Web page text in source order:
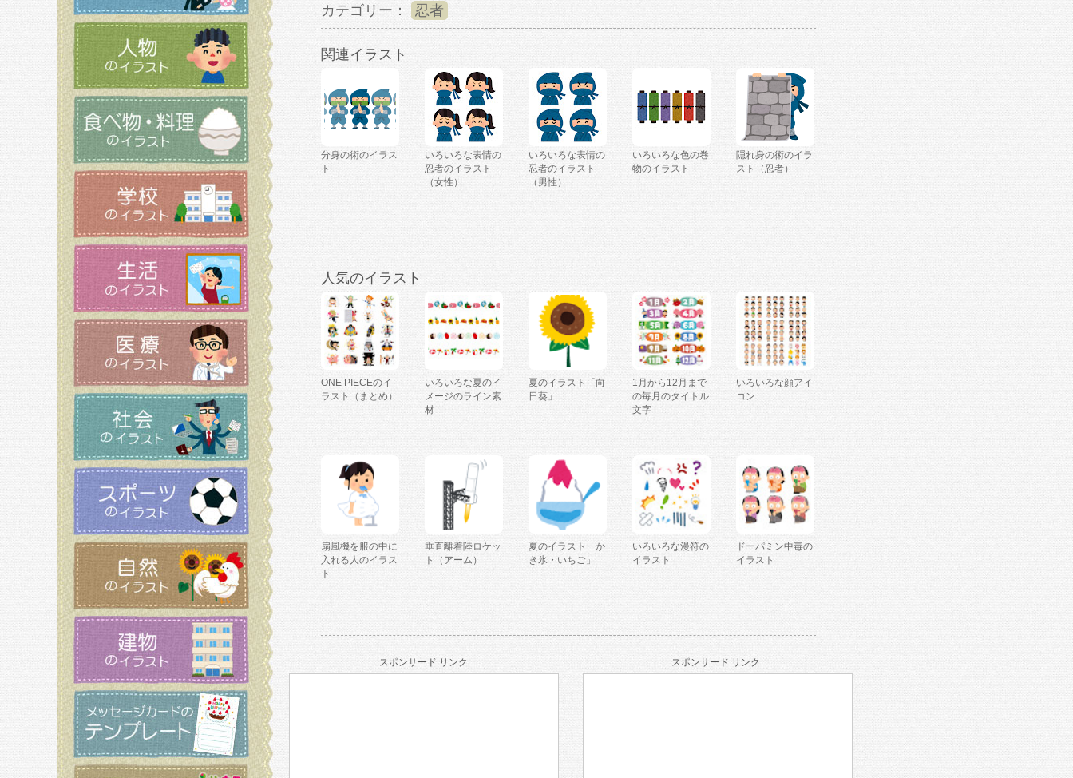
カテゴリー： 忍者
関連イラスト
分身の術のイラス
ト
いろいろな表情の
忍者のイラスト
（女性）
いろいろな表情の
忍者のイラスト
（男性）
いろいろな色の巻
物のイラスト
隠れ身の術のイラ
スト（忍者）
人気のイラスト
ONE PIECEのイ
ラスト（まとめ）
いろいろな夏のイ
メージのライン素
材
夏のイラスト「向
日葵」
1月から12月まで
の毎月のタイトル
文字
いろいろな顔アイ
コン
扇風機を服の中に
入れる人のイラス
ト
垂直離着陸ロケッ
ト（アーム）
夏のイラスト「か
き氷・いちご」
いろいろな漫符の
イラスト
ドーパミン中毒の
イラスト
スポンサード リンク スポンサード リンク